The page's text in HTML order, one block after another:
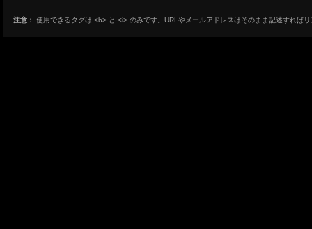
注意： 使用できるタグは <b> と <i> のみです。URLやメールアドレスはそのまま記述すれば